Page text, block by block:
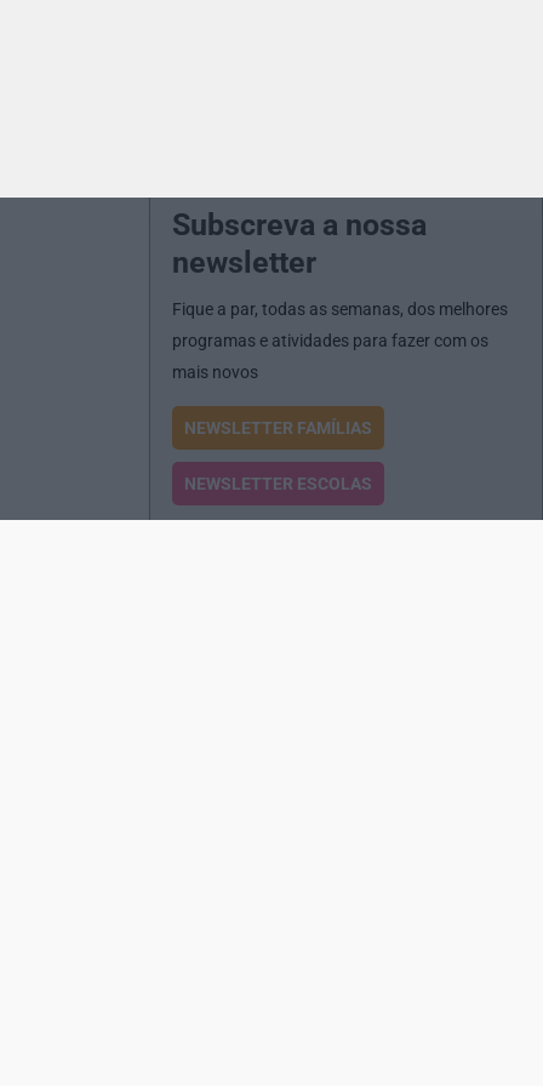
Subscreva a nossa
newsletter
Fique a par, todas as semanas, dos melhores
programas e atividades para fazer com os
mais novos
NEWSLETTER FAMÍLIAS
NEWSLETTER ESCOLAS